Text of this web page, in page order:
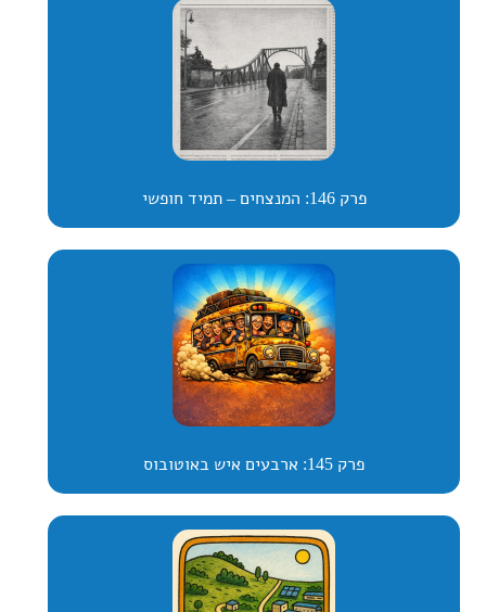
פרק 146: המנצחים – תמיד חופשי
פרק 145: ארבעים איש באוטובוס